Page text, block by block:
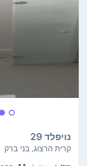
נויפלד 29
קרית הרצוג, בני ברק